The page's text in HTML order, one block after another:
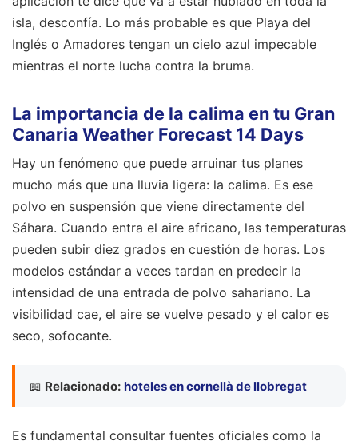
isla, desconfía. Lo más probable es que Playa del
Inglés o Amadores tengan un cielo azul impecable
mientras el norte lucha contra la bruma.
La importancia de la calima en tu Gran
Canaria Weather Forecast 14 Days
Hay un fenómeno que puede arruinar tus planes
mucho más que una lluvia ligera: la calima. Es ese
polvo en suspensión que viene directamente del
Sáhara. Cuando entra el aire africano, las temperaturas
pueden subir diez grados en cuestión de horas. Los
modelos estándar a veces tardan en predecir la
intensidad de una entrada de polvo sahariano. La
visibilidad cae, el aire se vuelve pesado y el calor es
seco, sofocante.
📖 Relacionado: hoteles en cornellà de llobregat
Es fundamental consultar fuentes oficiales como la